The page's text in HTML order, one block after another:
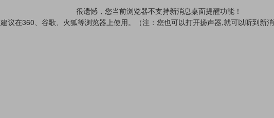
很遗憾，您当前浏览器不支持新消息桌面提醒功能！
建议在360、谷歌、火狐等浏览器上使用。（注：您也可以打开扬声器,就可以听到新消